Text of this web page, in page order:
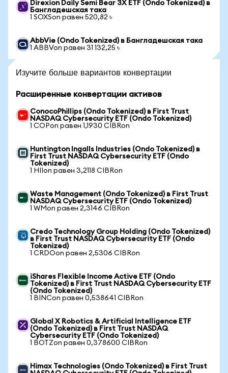
Direxion Daily Semi Bear 3X ETF (Ondo Tokenized) в
Бангладешская така
1 SOXSon равен 520,82 ৳
AbbVie (Ondo Tokenized) в Бангладешская така
1 ABBVon равен 31 132,25 ৳
Изучите больше вариантов конвертации
Расширенные конвертации активов
ConocoPhillips (Ondo Tokenized) в First Trust
NASDAQ Cybersecurity ETF (Ondo Tokenized)
1 COPon равен 1,1930 CIBRon
Huntington Ingalls Industries (Ondo Tokenized) в
First Trust NASDAQ Cybersecurity ETF (Ondo
Tokenized)
1 HIIon равен 3,2118 CIBRon
Waste Management (Ondo Tokenized) в First Trust
NASDAQ Cybersecurity ETF (Ondo Tokenized)
1 WMon равен 2,3146 CIBRon
Credo Technology Group Holding (Ondo Tokenized)
в First Trust NASDAQ Cybersecurity ETF (Ondo
Tokenized)
1 CRDOon равен 2,5306 CIBRon
iShares Flexible Income Active ETF (Ondo
Tokenized) в First Trust NASDAQ Cybersecurity ETF
(Ondo Tokenized)
1 BINCon равен 0,538641 CIBRon
Global X Robotics & Artificial Intelligence ETF
(Ondo Tokenized) в First Trust NASDAQ
Cybersecurity ETF (Ondo Tokenized)
1 BOTZon равен 0,378600 CIBRon
Himax Technologies (Ondo Tokenized) в First Trust